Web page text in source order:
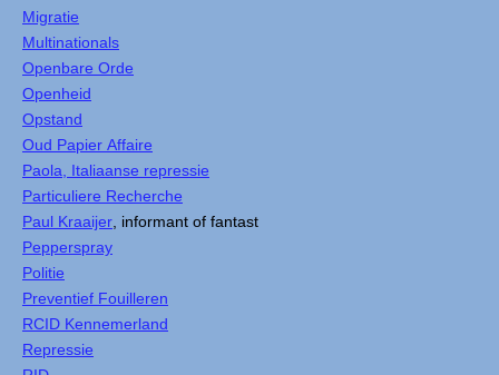
Migratie
Multinationals
Openbare Orde
Openheid
Opstand
Oud Papier Affaire
Paola, Italiaanse repressie
Particuliere Recherche
Paul Kraaijer , informant of fantast
Pepperspray
Politie
Preventief Fouilleren
RCID Kennemerland
Repressie